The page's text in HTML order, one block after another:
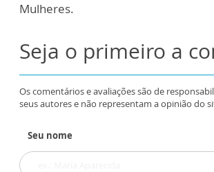
Mulheres.
Seja o primeiro a
Os comentários e avaliações são de
seus autores e não representam a opinião do
Seu nome